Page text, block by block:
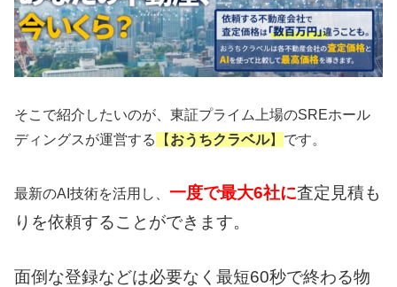
そこで紹介したいのが、東証プライム上場のSREホール
ディングスが運営する
【 おうちクラベル】 です。
最新のAI技術を活用し、 一度で最大6社に査定見積も
りを依頼することができます。
面倒な登録などは必要なく最短60秒で終わる物